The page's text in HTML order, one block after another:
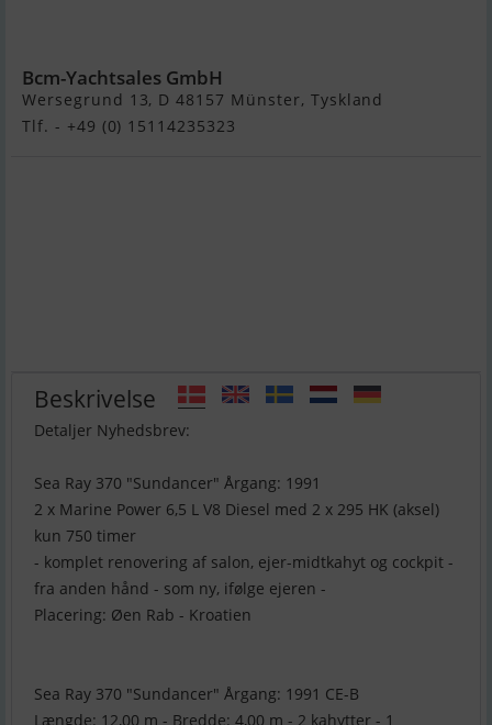
Bcm-Yachtsales GmbH
Wersegrund 13, D 48157 Münster, Tyskland
Tlf. - +49 (0) 15114235323
Beskrivelse
Detaljer Nyhedsbrev:
Sea Ray 370 "Sundancer" Årgang: 1991
2 x Marine Power 6,5 L V8 Diesel med 2 x 295 HK (aksel)
kun 750 timer
- komplet renovering af salon, ejer-midtkahyt og cockpit -
fra anden hånd - som ny, ifølge ejeren -
Placering: Øen Rab - Kroatien
Sea Ray 370 "Sundancer" Årgang: 1991 CE-B
Længde: 12,00 m - Bredde: 4,00 m - 2 kahytter - 1